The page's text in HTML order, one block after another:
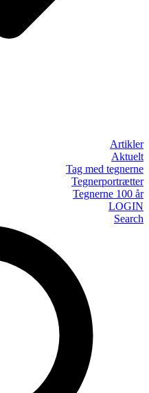
Artikler
Aktuelt
Tag med tegnerne
Tegnerportrætter
Tegnerne 100 år
LOGIN
Search